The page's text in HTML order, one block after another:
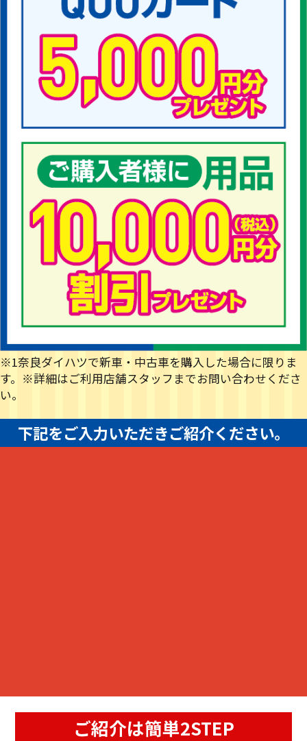
※1奈良ダイハツで新車・中古車を購入した場合に限りま
す。※詳細はご利用店舗スタッフまでお問い合わせくださ
い。
下記をご入力いただきご紹介ください。
ご紹介は簡単2STEP